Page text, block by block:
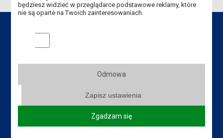
Akademia Nauk Stosowanych
im. Jana Amosa Komeńskiego w Lesznie
ul. Adama Mickiewicza 5, 64-100 Leszno
będziesz widzieć w przeglądarce podstawowe reklamy, które
nie są oparte na Twoich zainteresowaniach.
Marketingowe pliki cookies
Odmowa
Zapisz ustawienia
Zgadzam się